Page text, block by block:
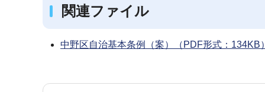
関連ファイル
中野区自治基本条例（案）（PDF形式：134KB）